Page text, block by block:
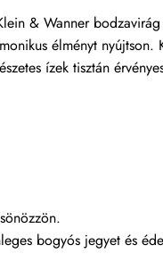
& Wanner
élményt nyújtson.
ízek tisztán
bogyós jegyet és